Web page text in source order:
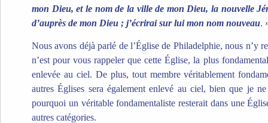
mon Dieu, et le nom de la ville de mon Dieu, la nouvelle
d’auprès de mon Dieu ; j’écrirai sur lui mon nom nouveau.
Nous avons déjà parlé de l’Église de Philadelphie, nous n’y
n’est pour vous rappeler que cette Église, la plus
enlevée au ciel. De plus, tout membre véritablement
autres Églises sera également enlevé au ciel, bien que je
pourquoi un véritable fondamentaliste resterait dans une
autres catégories.